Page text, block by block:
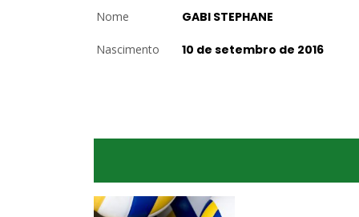
Nome GABI STEPHANE
Nascimento 10 de setembro de 2016